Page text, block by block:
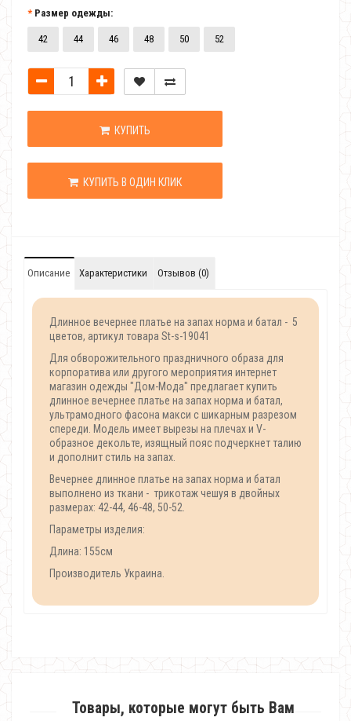
Размер одежды:
42 44 46 48 50 52
КУПИТЬ
КУПИТЬ В ОДИН КЛИК
Описание Характеристики Отзывов (0)
Длинное вечернее платье на запах норма и батал - 5
цветов, артикул товара St-s-19041
Для обворожительного праздничного образа для
корпоратива или другого мероприятия интернет
магазин одежды "Дом-Мода" предлагает купить
длинное вечернее платье на запах норма и батал,
ультрамодного фасона макси с шикарным разрезом
спереди. Модель имеет вырезы на плечах и V-
образное декольте, изящный пояс подчеркнет талию
и дополнит стиль на запах.
Вечернее длинное платье на запах норма и батал
выполнено из ткани - трикотаж чешуя в двойных
размерах: 42-44, 46-48, 50-52.
Параметры изделия:
Длина: 155см
Производитель Украина.
Товары, которые могут быть Вам